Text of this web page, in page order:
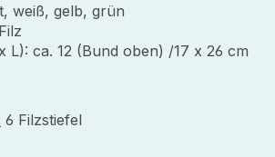
weiß, gelb, grün
L): ca. 12 (Bund oben) /17 x 26 cm
6 Filzstiefel